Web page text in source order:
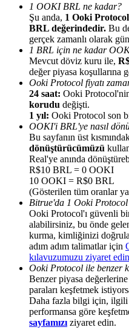
Yönlendirme
Arkadaşını davet et,
BTC Welcome Rewards
BTC Welcome Rewards
Deposit & Trade BTC to
1 OOKI BRL ne kadar?
Şu anda, 1 Ooki
BRL değerindedir. Bu
gerçek zamanlı olarak
1 BRL için ne kadar
Mevcut döviz kuru ile,
değer piyasa koşullarına
Ooki Protocol fiyatı
24 saat: Ooki
korudu değişti.
1 yıl: Ooki Protocol son
OOKI'i BRL'ye nasıl
Bu sayfanın üst
dönüştürücümüzü
Real'ye anında
R$10 BRL = 0 OOKI
10 OOKI = R$0 BRL
(Gösterilen tüm oranlar
Bitrue'da 1 Ooki Protocol
Ooki Protocol'ı güvenli
alabilirsiniz, bu önde
kurma, kimliğinizi
adım adım talimatlar için
kılavuzumuzu ziyaret edin
Ooki Protocol ile benzer
Benzer piyasa
paraları keşfetmek
Daha fazla bilgi için,
performansa göre
sayfamızı ziyaret edin.